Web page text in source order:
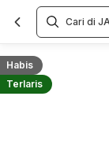
Habis
Terlaris
Overview